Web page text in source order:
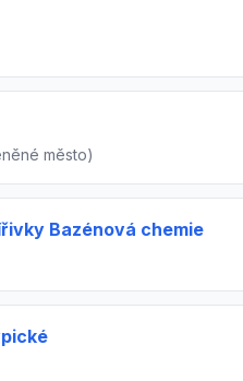
město)
Bazénová chemie